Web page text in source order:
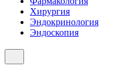
Хирургия
Эндокринология
Эндоскопия